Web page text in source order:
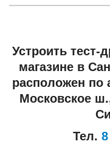
Устроить
магазине в
расположен по
Московское
Тел.